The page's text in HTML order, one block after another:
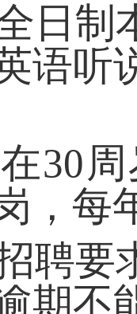
日制
语听
30
，每
聘要
期不